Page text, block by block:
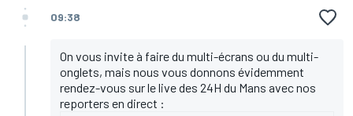
09:38
On vous invite à faire du multi-écrans ou du multi-
onglets, mais nous vous donnons évidemment
rendez-vous sur le live des 24H du Mans avec nos
reporters en direct :